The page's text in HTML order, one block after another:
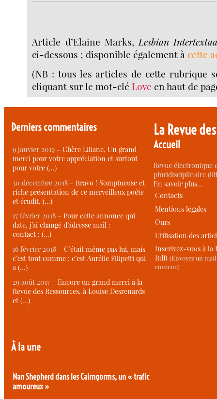
Article d’Elaine Marks, Lesbian
ci-dessous ; disponible également à cette
(NB : tous les articles de cette rubrique
cliquant sur le mot-clé Love en haut de
Derniers commentaires
9 janvier 2019 – Chère Liliane, Un grand
merci pour votre appréciation et surtout
pour votre (…)
30 décembre 2018 – Bravo ! Somptueuse et
riche présentation de ce merveilleux poète
et érudit. (…)
17 février 2018 – Pour cette annonce qui
date, j’ai changé d’adresse mail :
contact : (…)
16 février 2018 – C’était même pas lui, mais
c’est tout comme : c’est Aurélie Filipetti qui
a (…)
29 août 2017 – Encore un grand merci à la
Revue des Ressources, à Louise Desrenards
et (…)
À la une
Nan Shepherd dans les Cairngorms, un « trafic
amoureux »
La Revue
Accueil
Revue électronique
pluridisciplinaire
En savoir plus…
Contacts
Mentions légales
Ours
Utilisation des
Inscrivez-vous à la
RdR (Envoyez un
contenu)